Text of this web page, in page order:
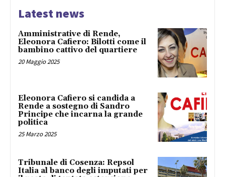
Latest news
Amministrative di Rende,
Eleonora Cafiero: Bilotti come il
bambino cattivo del quartiere
20 Maggio 2025
Eleonora Cafiero si candida a
Rende a sostegno di Sandro
Principe che incarna la grande
politica
25 Marzo 2025
Tribunale di Cosenza: Repsol
Italia al banco degli imputati per